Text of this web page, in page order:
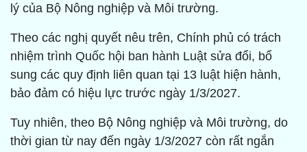
lý của Bộ Nông nghiệp và Môi trường.
Theo các nghị quyết nêu trên, Chính phủ có trách
nhiệm trình Quốc hội ban hành Luật sửa đổi, bổ
sung các quy định liên quan tại 13 luật hiện hành,
bảo đảm có hiệu lực trước ngày 1/3/2027.
Tuy nhiên, theo Bộ Nông nghiệp và Môi trường, do
thời gian từ nay đến ngày 1/3/2027 còn rất ngắn